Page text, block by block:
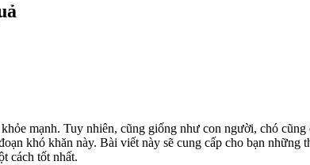
mạnh. Tuy nhiên, cũng giống như con người, chó cũng
khó khăn này. Bài viết này sẽ cung cấp cho bạn những
cách tốt nhất.